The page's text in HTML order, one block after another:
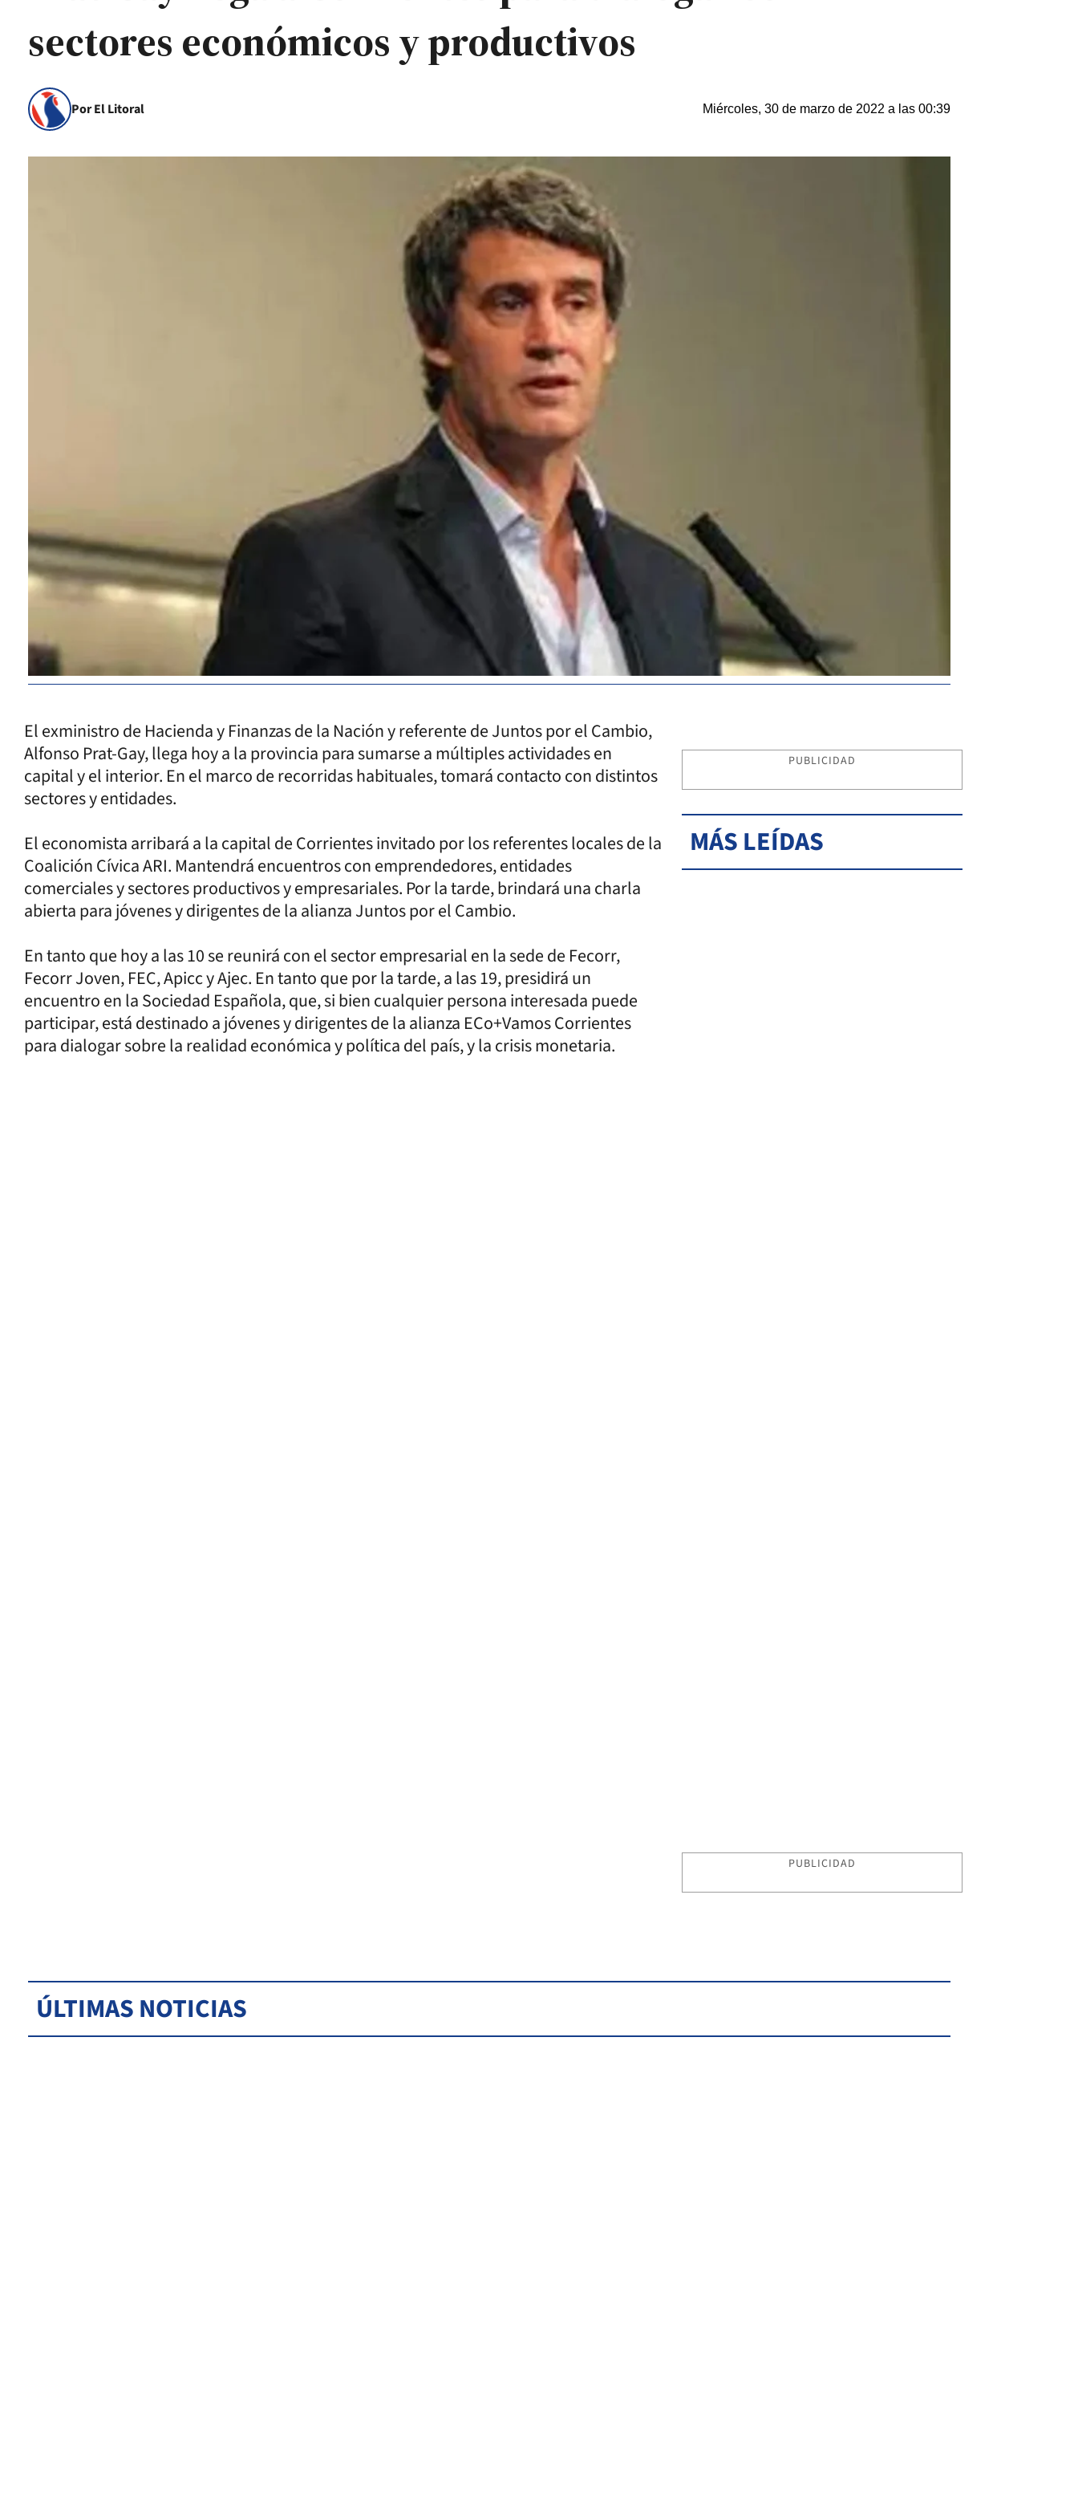
sectores económicos y productivos
Por El Litoral Miércoles, 30 de marzo de 2022 a las 00:39
El exministro de Hacienda y Finanzas de la Nación y referente de Juntos por el Cambio,
Alfonso Prat-Gay, llega hoy a la provincia para sumarse a múltiples actividades en
capital y el interior. En el marco de recorridas habituales, tomará contacto con distintos
sectores y entidades.
El economista arribará a la capital de Corrientes invitado por los referentes locales de la
Coalición Cívica ARI. Mantendrá encuentros con emprendedores, entidades
comerciales y sectores productivos y empresariales. Por la tarde, brindará una charla
abierta para jóvenes y dirigentes de la alianza Juntos por el Cambio.
En tanto que hoy a las 10 se reunirá con el sector empresarial en la sede de Fecorr,
Fecorr Joven, FEC, Apicc y Ajec. En tanto que por la tarde, a las 19, presidirá un
encuentro en la Sociedad Española, que, si bien cualquier persona interesada puede
participar, está destinado a jóvenes y dirigentes de la alianza ECo+Vamos Corrientes
para dialogar sobre la realidad económica y política del país, y la crisis monetaria.
PUBLICIDAD
MÁS LEÍDAS
PUBLICIDAD
ÚLTIMAS NOTICIAS